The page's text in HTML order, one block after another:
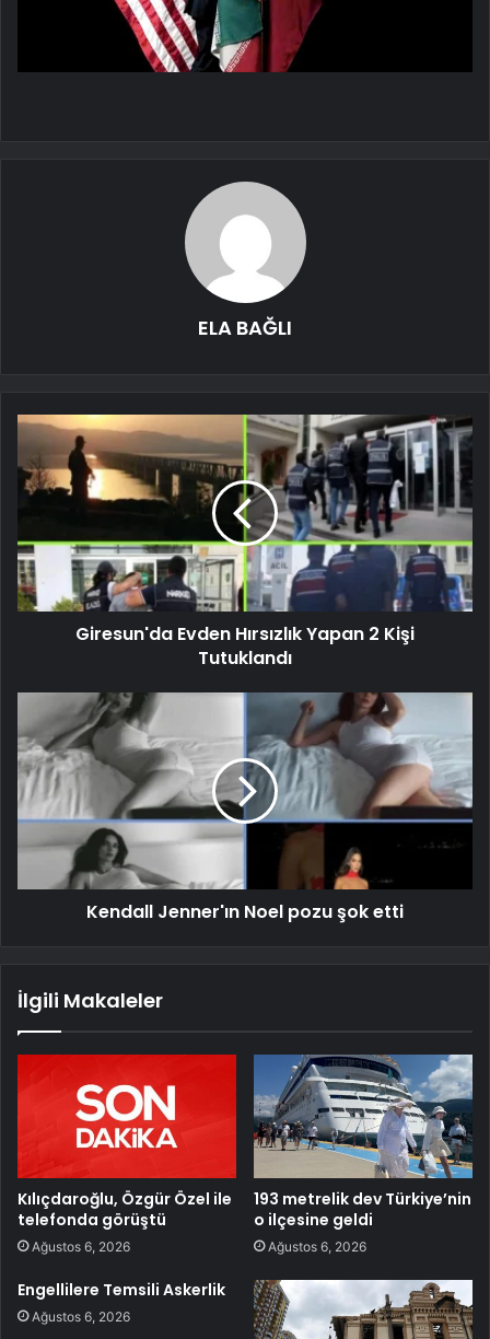
ELA BAĞLI
Giresun'da Evden Hırsızlık Yapan 2 Kişi
Tutuklandı
Kendall Jenner'ın Noel pozu şok etti
İlgili Makaleler
Kılıçdaroğlu, Özgür Özel ile
telefonda görüştü
Ağustos 6, 2026
193 metrelik dev Türkiye’nin
o ilçesine geldi
Ağustos 6, 2026
Engellilere Temsili Askerlik
Ağustos 6, 2026